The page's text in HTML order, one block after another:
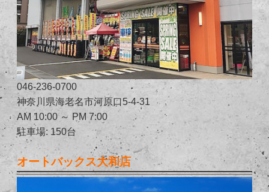
046-236-0700
神奈川県海老名市河原口5-4-31
AM 10:00 ～ PM 7:00
駐車場: 150台
オートバックス大和店